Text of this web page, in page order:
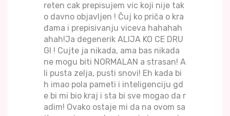
reten cak prepisujem vic koji nije tak
o davno objavljen ! Čuj ko priča o kra
đama i prepisivanju viceva hahahah
ahah!Ja degenerik ALIJA KO CE DRU
GI ! Cujte ja nikada, ama bas nikada
ne mogu biti NORMALAN a strasan! A
li pusta zelja, pusti snovi! Eh kada bi
h imao pola pameti i inteligenciju gd
e bi mi bio kraj i sta bi sve mogao da r
adim! Ovako ostaje mi da na ovom sa